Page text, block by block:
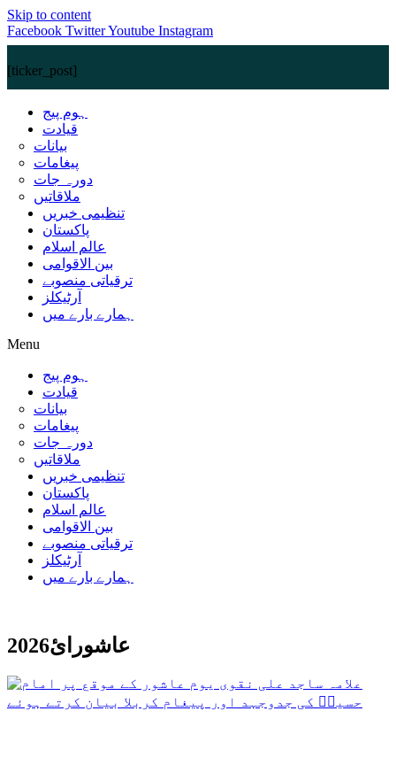
Skip to content
Facebook TwitterYoutube Instagram
[ticker_post]
ہوم پیج
قیادت
بیانات
پیغامات
دورہ جات
ملاقاتیں
تنظیمی خبریں
پاکستان
عالم اسلام
بین الاقوامی
ترقیاتی منصوبے
آرٹیکلز
ہمارے بارے میں
Menu
ہوم پیج
قیادت
بیانات
پیغامات
دورہ جات
ملاقاتیں
تنظیمی خبریں
پاکستان
عالم اسلام
بین الاقوامی
ترقیاتی منصوبے
آرٹیکلز
ہمارے بارے میں
عاشورائ2026